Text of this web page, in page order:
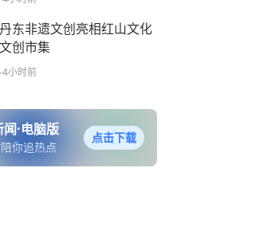
丹东非遗文创亮相红山文化
文创市集
-4小时前
·电脑版
你追热点
点击下载